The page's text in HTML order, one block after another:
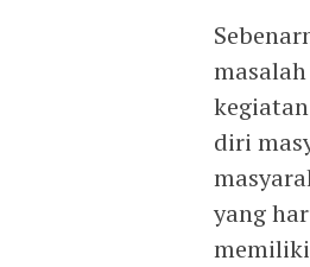
diri
yang